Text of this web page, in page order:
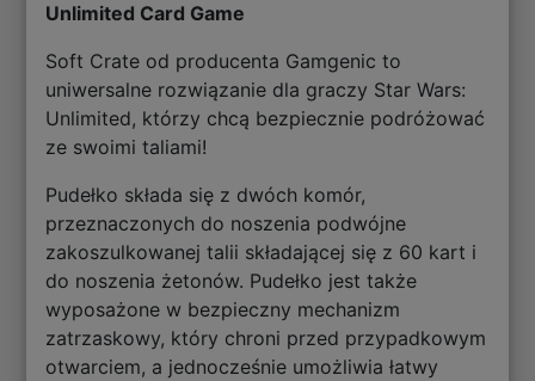
Unlimited Card Game
Soft Crate od producenta Gamgenic to
uniwersalne rozwiązanie dla graczy Star Wars:
Unlimited, którzy chcą bezpiecznie podróżować
ze swoimi taliami!
Pudełko składa się z dwóch komór,
przeznaczonych do noszenia podwójne
zakoszulkowanej talii składającej się z 60 kart i
do noszenia żetonów. Pudełko jest także
wyposażone w bezpieczny mechanizm
zatrzaskowy, który chroni przed przypadkowym
otwarciem, a jednocześnie umożliwia łatwy